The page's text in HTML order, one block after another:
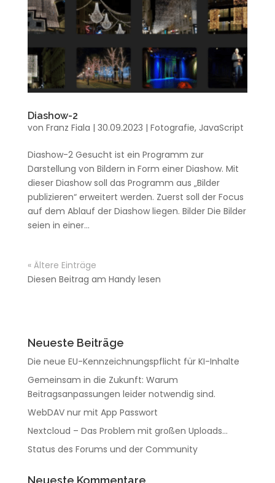
Diashow-2
von Franz Fiala | 30.09.2023 | Fotografie, JavaScript
Diashow-2 Gesucht ist ein Programm zur
Darstellung von Bildern in Form einer Diashow. Mit
dieser Diashow soll das Programm aus „Bilder
publizieren“ erweitert werden. Zuerst soll der Focus
auf dem Ablauf der Diashow liegen. Bilder Die Bilder
seien in einer...
« Ältere Einträge
Diesen Beitrag am Handy lesen
Neueste Beiträge
Die neue EU-Kennzeichnungspflicht für KI-Inhalte
Gemeinsam in die Zukunft: Warum
Beitragsanpassungen leider notwendig sind.
WebDAV nur mit App Passwort
Nextcloud – Das Problem mit großen Uploads…
Status des Forums und der Community
Neueste Kommentare